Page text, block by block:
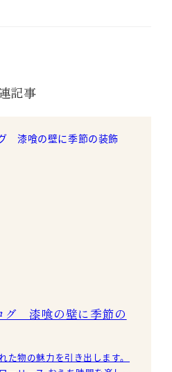
記事
グ 漆喰の壁に季節の
た物の魅力を引き出します。